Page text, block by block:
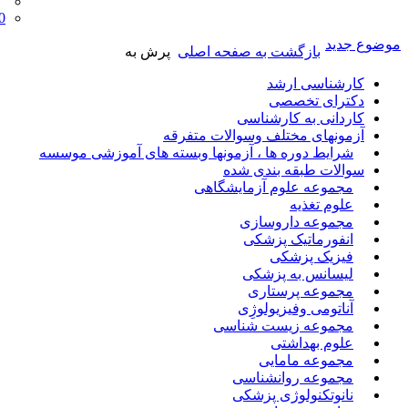
موضوع جدید بازگشت به صفحه اصلی پرش به
کارشناسی ارشد
دکترای تخصصی
کاردانی به کارشناسی
آزمونهای مختلف وسوالات متفرقه
شرایط دوره ها ، آزمونها وبسته های آموزشی موسسه
سوالات طبقه بندی شده
مجموعه علوم آزمایشگاهی
علوم تغذیه
مجموعه داروسازی
انفورماتیک پزشکی
فیزیک پزشکی
لیسانس به پزشکی
مجموعه پرستاری
آناتومی وفیزیولوژِی
مجموعه زیست شناسی
علوم بهداشتی
مجموعه مامایی
مجموعه روانشناسی
نانوتکنولوژی پزشکی